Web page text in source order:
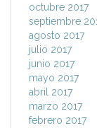
octubre 2017
septiembre
agosto 2017
julio 2017
junio 2017
mayo 2017
abril 2017
marzo 2017
febrero 2017